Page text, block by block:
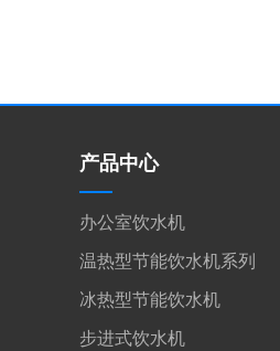
产品中心
办公室饮水机
温热型节能饮水机系列
冰热型节能饮水机
步进式饮水机